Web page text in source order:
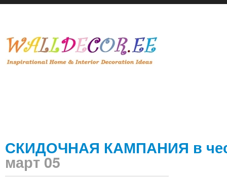
СКИДОЧНАЯ КАМПАНИЯ в
март 05